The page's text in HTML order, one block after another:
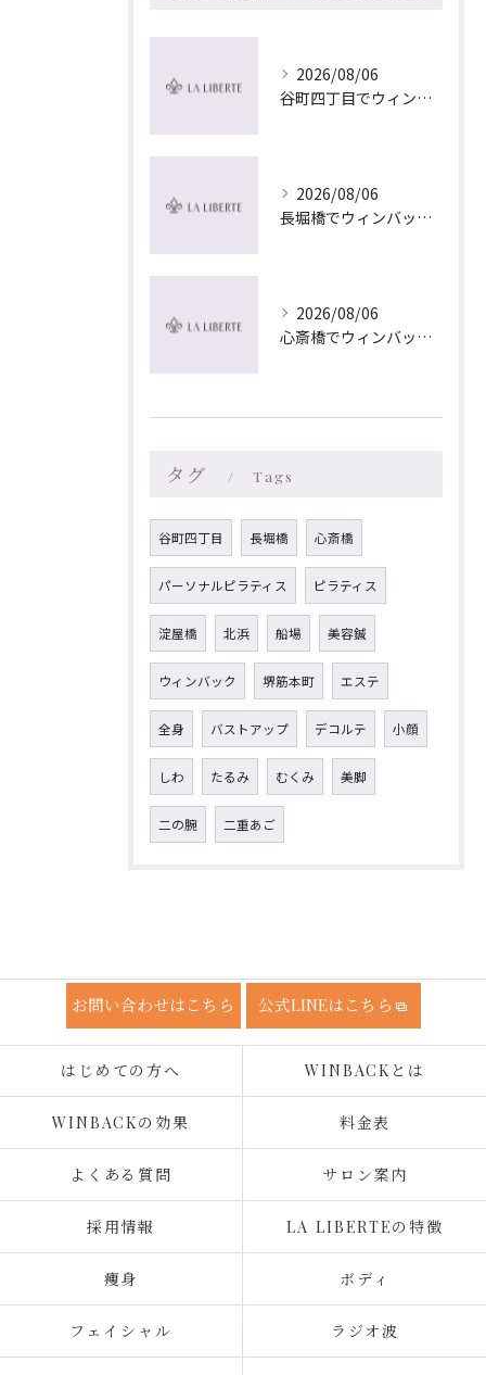
2026/08/06
谷町四丁目でウィンバック×マッサージ｜LA LIBERTE
2026/08/06
長堀橋でウィンバック×マッサージ｜LA LIBERTE
2026/08/06
心斎橋でウィンバック×マッサージ｜LA LIBERTE
タグ Tags
谷町四丁目 長堀橋 心斎橋
パーソナルピラティス ピラティス
淀屋橋 北浜 船場 美容鍼
ウィンバック 堺筋本町 エステ
全身 バストアップ デコルテ 小顔
しわ たるみ むくみ 美脚
二の腕 二重あご
お問い合わせはこちら 公式LINEはこちら
はじめての方へ WINBACKとは
WINBACKの効果 料金表
よくある質問 サロン案内
採用情報 LA LIBERTEの特徴
痩身 ボディ
フェイシャル ラジオ波